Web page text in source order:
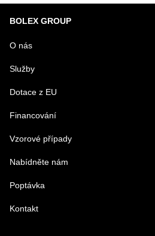
BOLEX GROUP
O nás
Služby
Dotace z EU
Financování
Vzorové případy
Nabídněte nám
Poptávka
Kontakt